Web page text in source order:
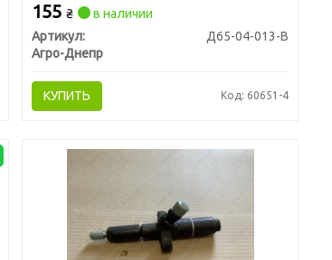
155₴
в наличии
Артикул:
Д65-04-013-В
Агро-Днепр
КУПИТЬ Код: 60651-4